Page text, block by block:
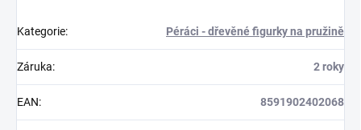
Kategorie: Péráci - dřevěné figurky na pružině
Záruka: 2 roky
EAN: 8591902402068